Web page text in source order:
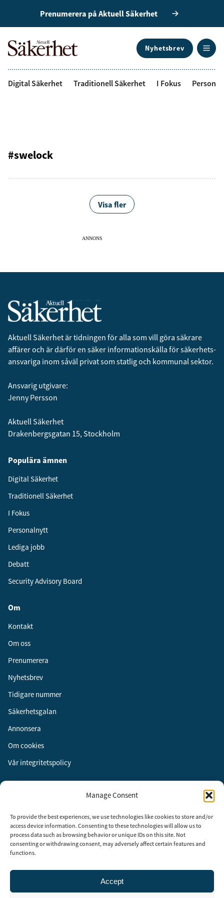
Manage Consent
To provide the best experiences, we use technologies like cookies to store and/or
access device information. Consenting to these technologies will allow us to
process data such as browsing behavior or unique IDs on this site. Not
consenting or withdrawing consent, may adversely affect certain features and
functions.
Accept
Prenumerera på Aktuell Säkerhet
Nyhetsbrev
Digital Säkerhet Traditionell Säkerhet I Fokus
#swelock
Visa fler
ANNONS
Aktuell Säkerhet är tidningen för alla som vill göra säkrare
affärer och är därför en säker informationskälla för säkerhets­
ansvariga inom såväl privat som statlig och kommunal sektor.
Ansvarig utgivare:
Jenny Persson
Aktuell Säkerhet
Drakenbergsgatan 15, Stockholm
Populära ämnen
Digital Säkerhet
Traditionell Säkerhet
I Fokus
Personalnytt
Lediga jobb
Debatt
Security Advisory Board
Om
Kontakt
Om oss
Prenumerera
Nyhetsbrev
Tidigare nummer
Säkerhetsgalan
Annonsera
Om cookies
Vår integritetspolicy
Instagram
LinkedIn